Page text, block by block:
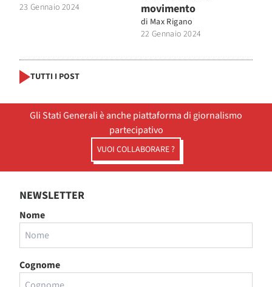
23 Gennaio 2024
movimento
di Max Rigano
22 Gennaio 2024
TUTTI I POST
Gli Stati Generali è anche piattaforma di giornalismo
partecipativo
VUOI COLLABORARE ?
NEWSLETTER
Nome
Cognome